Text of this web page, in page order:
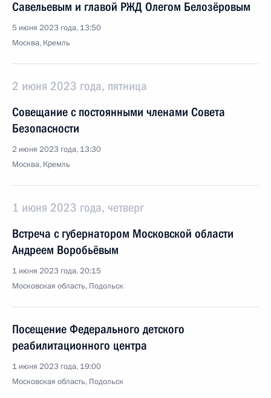
Савельевым и главой РЖД Олегом Белозёровым
5 июня 2023 года, 13:50
Москва, Кремль
2 июня 2023 года, пятница
Совещание с постоянными членами Совета
Безопасности
2 июня 2023 года, 13:30
Москва, Кремль
1 июня 2023 года, четверг
Встреча с губернатором Московской области
Андреем Воробьёвым
1 июня 2023 года, 20:15
Московская область, Подольск
Посещение Федерального детского
реабилитационного центра
1 июня 2023 года, 19:00
Московская область, Подольск